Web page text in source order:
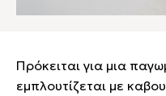
Πρόκειται για μια
εμπλουτίζεται με